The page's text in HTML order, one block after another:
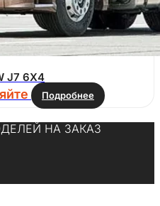
J7 6Х4
Подробнее
НА ЗАКАЗ